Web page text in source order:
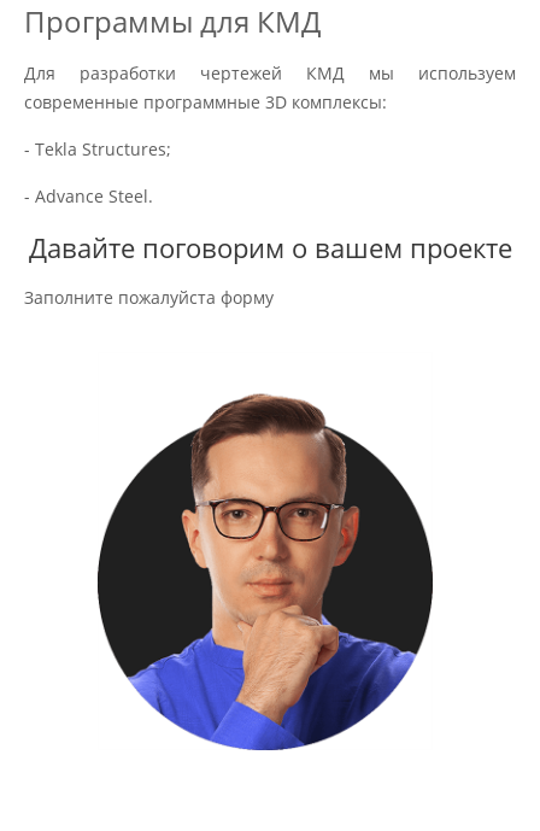
Программы для КМД
Для разработки чертежей КМД мы используем
современные программные 3D комплексы:
- Tekla Structures;
- Advance Steel.
Давайте поговорим о вашем проекте
Заполните пожалуйста форму